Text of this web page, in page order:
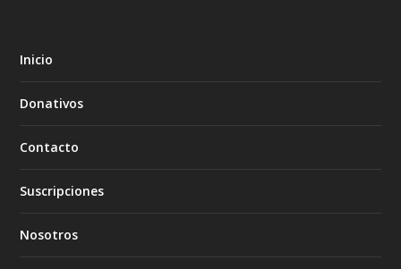
Inicio
Donativos
Contacto
Suscripciones
Nosotros